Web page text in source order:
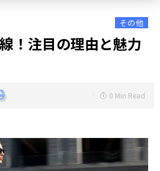
その他
！注目の理由と魅力
0 Min Read